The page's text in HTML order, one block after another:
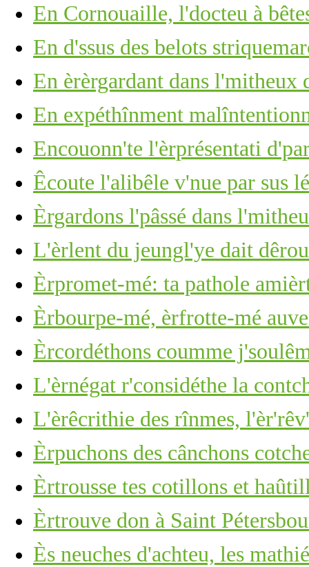
En Cornouaille, l'docteu à
En d'ssus des belots
En èrèrgardant dans l'mitheux
En expéthînment
Encouonn'te l'èrprésentati
Êcoute l'alibêle v'nue par sus
Èrgardons l'pâssé dans
L'èrlent du jeungl'ye dait
Èrpromet-mé: ta pathole
Èrbourpe-mé, èrfrotte-mé
Èrcordéthons coumme
L'èrnégat r'considéthe la
L'èrêcrithie des rînmes,
Èrpuchons des cânchons
Èrtrousse tes cotillons et
Èrtrouve don à Saint
Ès neuches d'achteu, les